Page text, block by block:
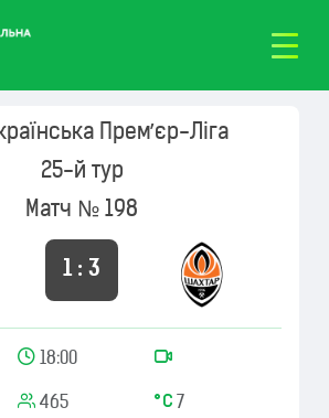
Премʼєр-Ліга
25-й тур
Матч № 198
1 : 3
18:00
465 7